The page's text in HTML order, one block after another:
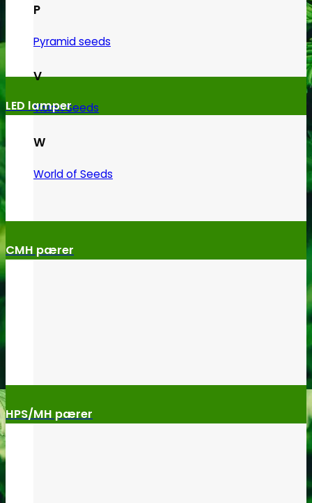
P
Pyramid seeds
V
Vision Seeds
W
World of Seeds
LED lamper
CMH pærer
HPS/MH pærer